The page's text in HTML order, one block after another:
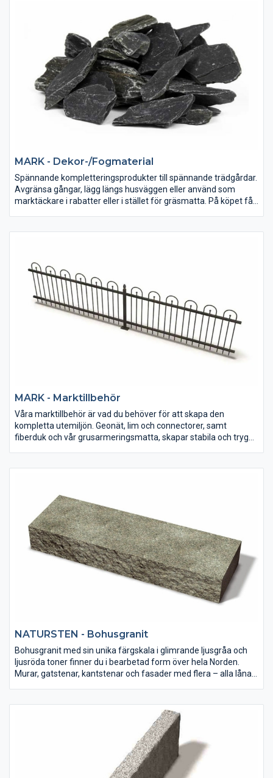
MARK - Dekor-/Fogmaterial
Spännande kompletteringsprodukter till spännande trädgårdar.
Avgränsa gångar, lägg längs husväggen eller använd som
marktäckare i rabatter eller i stället för gräsmatta. På köpet får
MARK - Marktillbehör
Våra marktillbehör är vad du behöver för att skapa den
kompletta utemiljön. Geonät, lim och connectorer, samt
fiberduk och vår grusarmeringsmatta, skapar stabila och trygga
NATURSTEN - Bohusgranit
Bohusgranit med sin unika färgskala i glimrande ljusgråa och
ljusröda toner finner du i bearbetad form över hela Norden.
Murar, gatstenar, kantstenar och fasader med flera – alla lånar